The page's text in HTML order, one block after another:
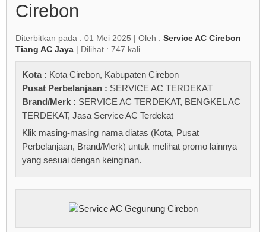
Cirebon
Diterbitkan pada : 01 Mei 2025 | Oleh : Service AC Cirebon
Tiang AC Jaya | Dilihat : 747 kali
Kota : Kota Cirebon, Kabupaten Cirebon
Pusat Perbelanjaan : SERVICE AC TERDEKAT
Brand/Merk : SERVICE AC TERDEKAT, BENGKEL AC
TERDEKAT, Jasa Service AC Terdekat
Klik masing-masing nama diatas (Kota, Pusat
Perbelanjaan, Brand/Merk) untuk melihat promo lainnya
yang sesuai dengan keinginan.